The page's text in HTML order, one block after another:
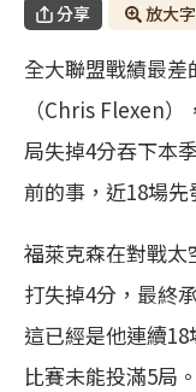
分享 放大
全大聯盟戰績最
（Chris Flexen
局失掉4分吞下本
前的事，近18場先
福萊克森在對戰太
打失掉4分，最終
這已經是他連續
比賽未能投滿5局